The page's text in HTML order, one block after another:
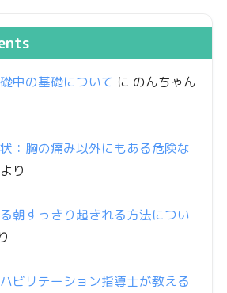
中の基礎について に のんちゃん
：胸の痛み以外にもある危険な
より
朝すっきり起きれる方法につい
ビリテーション指導士が教える